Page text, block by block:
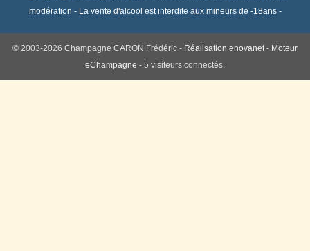
modération - La vente d'alcool est interdite aux mineurs de -18ans -
© 2003-2026 Champagne CARON Frédéric - Réalisation enovanet - Moteur
eChampagne - 5 visiteurs connectés.